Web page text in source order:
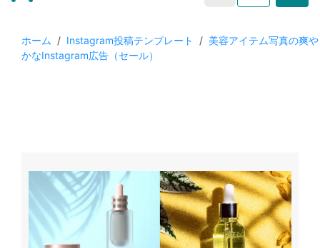
ホーム / Instagram投稿テンプレート / 美容アイテム写真の爽や
かなInstagram広告（セール）